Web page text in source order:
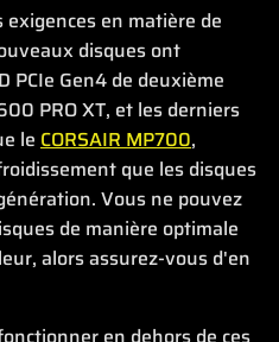
en matière de
disques ont
PCIe Gen4 de deuxième
PRO XT, et les derniers
le CORSAIR MP700,
que les disques
Vous ne pouvez
de manière optimale
alors assurez-vous d'en